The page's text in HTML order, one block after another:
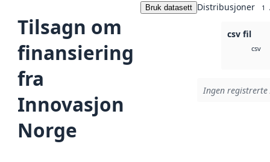
Tilsagn om
finansiering
fra
Innovasjon
Norge
Bruk datasett Distribusjoner 1
csv fil
csv
Ingen